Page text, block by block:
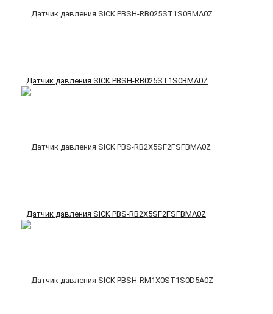
Датчик давления SICK PBSH-RB025ST1S0BMA0Z
Датчик давления SICK PBS-RB2X5SF2FSFBMA0Z